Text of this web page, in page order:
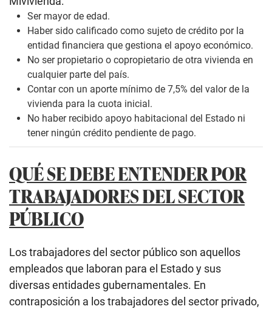
Ser mayor de edad.
Haber sido calificado como sujeto de crédito por la
entidad financiera que gestiona el apoyo económico.
No ser propietario o copropietario de otra vivienda en
cualquier parte del país.
Contar con un aporte mínimo de 7,5% del valor de la
vivienda para la cuota inicial.
No haber recibido apoyo habitacional del Estado ni
tener ningún crédito pendiente de pago.
QUÉ SE DEBE ENTENDER POR
TRABAJADORES DEL SECTOR
PÚBLICO
Los trabajadores del sector público son aquellos
empleados que laboran para el Estado y sus
diversas entidades gubernamentales. En
contraposición a los trabajadores del sector privado,